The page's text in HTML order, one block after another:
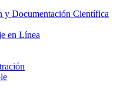
y Documentación Científica
en Línea